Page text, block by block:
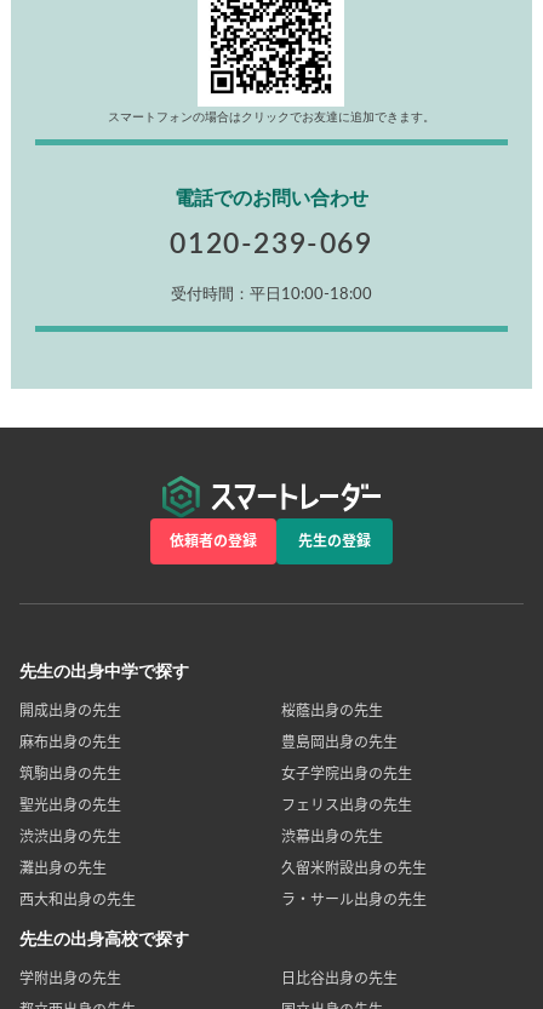
スマートフォンの場合はクリックでお友達に追加できます。
電話でのお問い合わせ
0120-239-069
受付時間：平日10:00-18:00
依頼者の登録 先生の登録
先生の出身中学で探す
開成出身の先生
桜蔭出身の先生
麻布出身の先生
豊島岡出身の先生
筑駒出身の先生
女子学院出身の先生
聖光出身の先生
フェリス出身の先生
渋渋出身の先生
渋幕出身の先生
灘出身の先生
久留米附設出身の先生
西大和出身の先生
ラ・サール出身の先生
先生の出身高校で探す
学附出身の先生
日比谷出身の先生